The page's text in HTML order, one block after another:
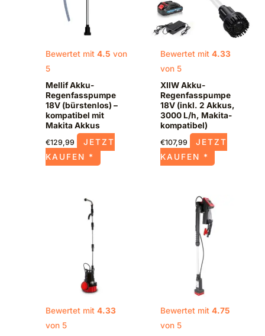
Bewertet mit4.5 von
5
Mellif Akku-
Regenfasspumpe
18V (bürstenlos) –
kompatibel mit
Makita Akkus
€129,99
JETZT
KAUFEN *
Bewertet mit 4.33
von 5
XIIW Akku-
Regenfasspumpe
18V (inkl. 2 Akkus,
3000 L/h, Makita-
kompatibel)
€107,99
JETZT
KAUFEN *
Bewertet mit4.33
von 5
Bewertet mit 4.75
von 5